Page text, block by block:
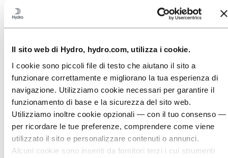
Il sito web di Hydro, hydro.com, utilizza i cookie.
I cookie sono piccoli file di testo che aiutano il sito a
funzionare correttamente e migliorano la tua esperienza di
navigazione. Utilizziamo cookie necessari per garantire il
funzionamento di base e la sicurezza del sito web.
Utilizziamo inoltre cookie opzionali — con il tuo consenso —
per ricordare le tue preferenze, comprendere come viene
utilizzato il sito e personalizzare contenuti o annunci.
Alcuni cookie sono inseriti da fornitori terzi i cui strumenti
Vai a:Sostenibilità
Vai a: Carriera
Posizioni aperte
Studenti e laureati
La vita in Hydro
Aree di carriera
Incontra le nostre persone
Percorso di reclutamento
Contatti e FAQ
Vai a:Investitori
Vai a: Media
Contatti per i media